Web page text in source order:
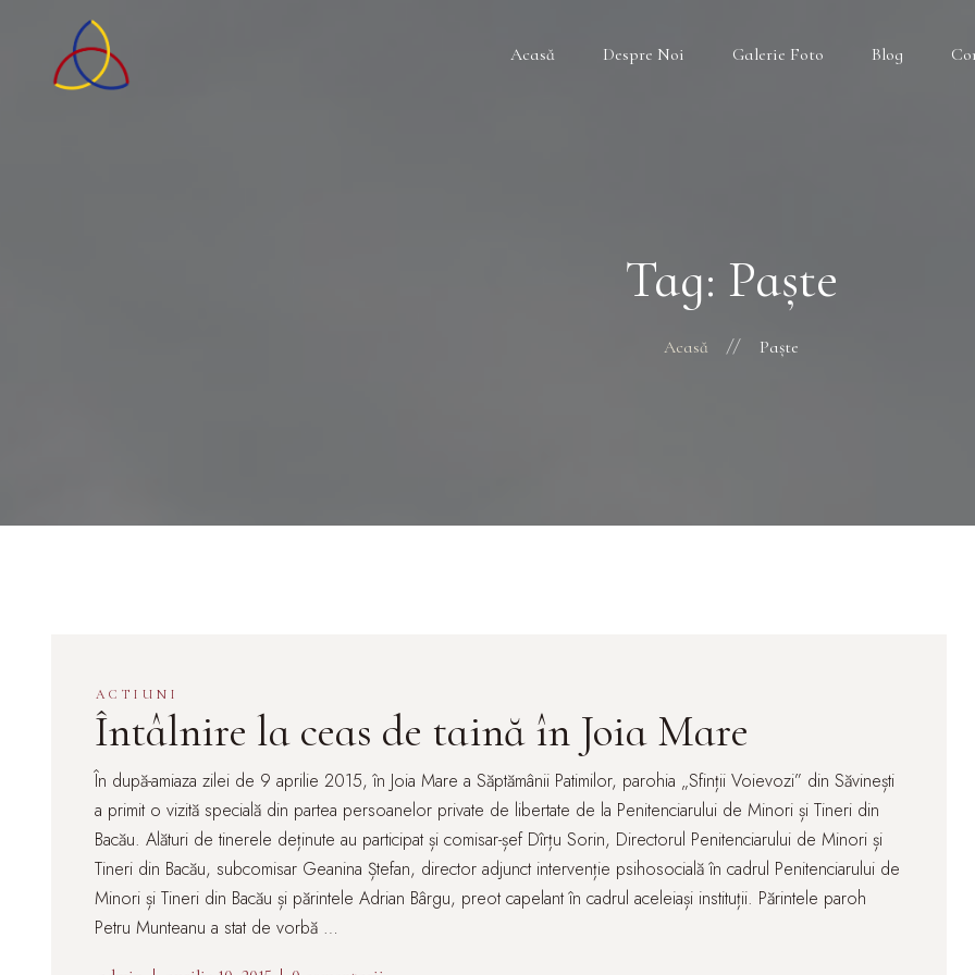
Acasă Despre Noi Galerie Foto Blog
Tag: Paște
Acasă Paște
ACTIUNI
Întâlnire la ceas de taină în Joia Mare
În după-amiaza zilei de 9 aprilie 2015, în Joia Mare a Săptămânii Patimilor, parohia „Sfinții Voievozi” din Săvinești
a primit o vizită specială din partea persoanelor private de libertate de la Penitenciarului de Minori și Tineri din
Bacău. Alături de tinerele deținute au participat și comisar-șef Dîrțu Sorin, Directorul Penitenciarului de Minori și
Tineri din Bacău, subcomisar Geanina Ștefan, director adjunct intervenție psihosocială în cadrul Penitenciarului de
Minori și Tineri din Bacău și părintele Adrian Bârgu, preot capelant în cadrul aceleiași instituții. Părintele paroh
Petru Munteanu a stat de vorbă …